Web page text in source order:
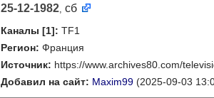
25-12-1982, сб
Каналы [1]: TF1
Регион: Франция
Источник: https://www.archives80.com/
Добавил на сайт: Maxim99 (2025-09-03